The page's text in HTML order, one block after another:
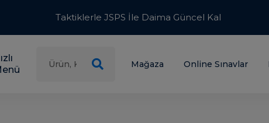
Taktiklerle JSPS İle Daima Güncel Kal
Mağaza Online Sınavlar